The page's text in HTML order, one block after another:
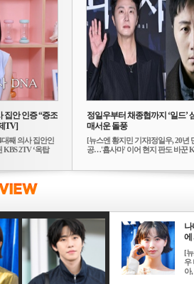
집안 인증 “증조
TV]
째 의사 집안인
2TV ‘옥탑
정일우부터 채종협까지 ‘일드’
매서운 돌풍
[뉴스엔 황지민 기자]정일우, 20년
공…'횹사마' 이어 현지 판도 바꾼
나
에
[
우
아,